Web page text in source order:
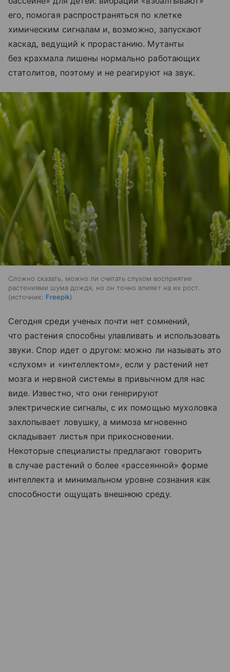
его, помогая распространяться по клетке
химическим сигналам и, возможно, запускают
каскад, ведущий к прорастанию. Мутанты
без крахмала лишены нормально работающих
статолитов, поэтому и не реагируют на звук.
Сложно сказать, можно ли считать слухом восприятие
растениями шума дождя, но он точно влияет на их рост.
источник: Freepik
Сегодня среди ученых почти нет сомнений,
что растения способны улавливать и использовать
звуки. Спор идет о другом: можно ли называть это
«слухом» и «интеллектом», если у растений нет
мозга и нервной системы в привычном для нас
виде. Известно, что они генерируют
электрические сигналы, с их помощью мухоловка
захлопывает ловушку, а мимоза мгновенно
складывает листья при прикосновении.
Некоторые специалисты предлагают говорить
в случае растений о более «рассеянной» форме
интеллекта и минимальном уровне сознания как
способности ощущать внешнюю среду.